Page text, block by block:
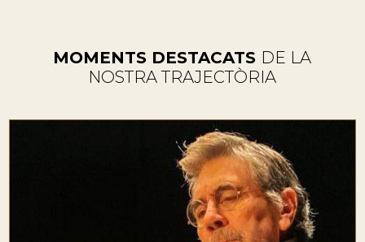
MOMENTS DESTACATS DE LA
NOSTRA TRAJECTÒRIA